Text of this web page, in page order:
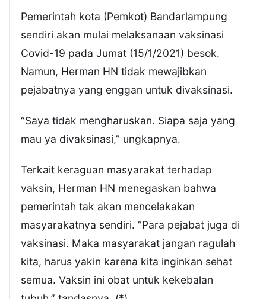
Pemerintah kota (Pemkot) Bandarlampung
sendiri akan mulai melaksanaan vaksinasi
Covid-19 pada Jumat (15/1/2021) besok.
Namun, Herman HN tidak mewajibkan
pejabatnya yang enggan untuk divaksinasi.
“Saya tidak mengharuskan. Siapa saja yang
mau ya divaksinasi,” ungkapnya.
Terkait keraguan masyarakat terhadap
vaksin, Herman HN menegaskan bahwa
pemerintah tak akan mencelakakan
masyarakatnya sendiri. “Para pejabat juga di
vaksinasi. Maka masyarakat jangan ragulah
kita, harus yakin karena kita inginkan sehat
semua. Vaksin ini obat untuk kekebalan